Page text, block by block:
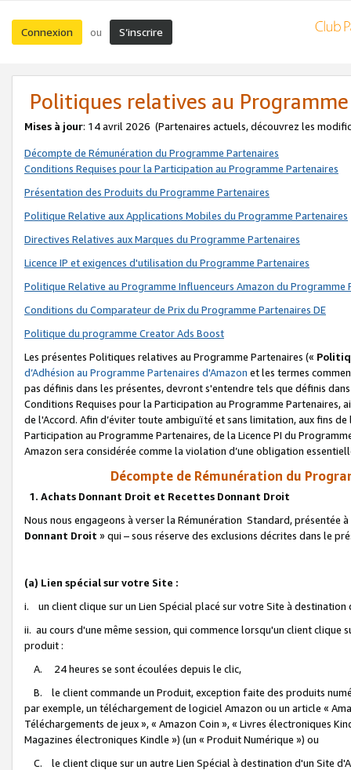
Connexion ou S’inscrire
Politiques relatives au
Mises à jour: 14 avril 2026 (Partenaires actuels, découvrez les
Décompte de Rémunération du Programme Partenaires
Conditions Requises pour la Participation au Programme Partenaires
Présentation des Produits du Programme Partenaires
Politique Relative aux Applications Mobiles du Programme Partenaires
Directives Relatives aux Marques du Programme Partenaires
Licence IP et exigences d'utilisation du Programme Partenaires
Politique Relative au Programme Influenceurs Amazon du Programme
Conditions du Comparateur de Prix du Programme Partenaires DE
Politique du programme Creator Ads Boost
Les présentes Politiques relatives au Programme Partenaires («
d’Adhésion au Programme Partenaires d'Amazon et les termes
pas définis dans les présentes, devront s'entendre tels que définis
Conditions Requises pour la Participation au Programme Partenaires,
de l'Accord. Afin d’éviter toute ambiguïté et sans limitation, aux fins
Participation au Programme Partenaires, de la Licence PI du
Amazon sera considérée comme la violation d’une obligation
Décompte de Rémunération du
1. Achats Donnant Droit et Recettes Donnant Droit
Nous nous engageons à verser la Rémunération Standard, présentée
Donnant Droit » qui – sous réserve des exclusions décrites dans le
(a) Lien spécial sur votre Site :
i. un client clique sur un Lien Spécial placé sur votre Site à destination
ii. au cours d'une même session, qui commence lorsqu'un client
produit :
A. 24 heures se sont écoulées depuis le clic,
B. le client commande un Produit, exception faite des produits
par exemple, un téléchargement de logiciel Amazon ou un article «
Téléchargements de jeux », « Amazon Coin », « Livres électroniques
Magazines électroniques Kindle ») (un « Produit Numérique ») ou
C. le client clique sur un autre Lien Spécial à destination d'un Site